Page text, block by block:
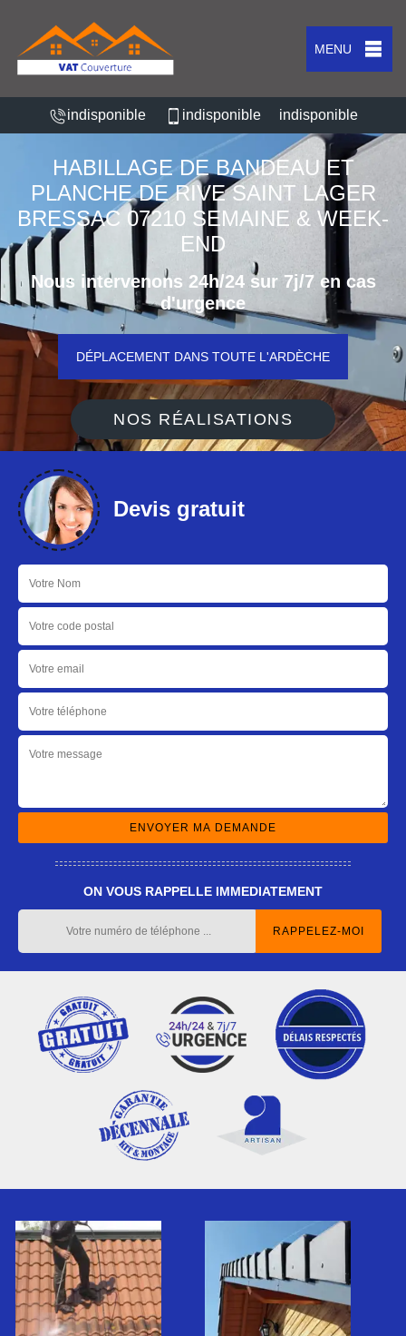
MENU
indisponible indisponible indisponible
HABILLAGE DE BANDEAU ET
PLANCHE DE RIVE SAINT LAGER
BRESSAC 07210 SEMAINE & WEEK-
END
Nous intervenons 24h/24 sur 7j/7 en cas
d'urgence
DÉPLACEMENT DANS TOUTE L'ARDÈCHE
NOS RÉALISATIONS
Devis gratuit
ON VOUS RAPPELLE IMMEDIATEMENT